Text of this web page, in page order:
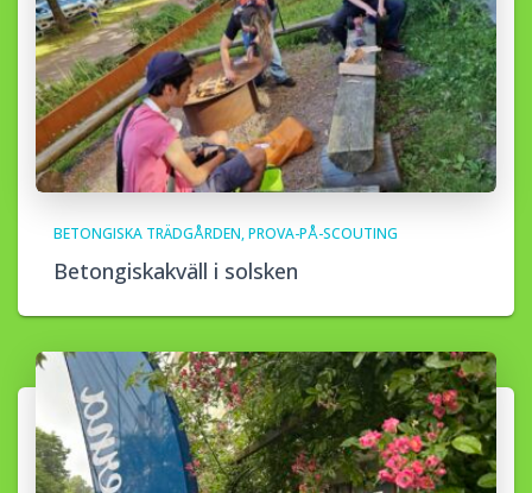
BETONGISKA TRÄDGÅRDEN PROVA-PÅ-SCOUTING
Betongiskakväll i solsken